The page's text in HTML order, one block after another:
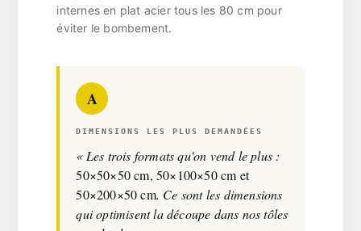
internes en plat acier tous les 80 cm pour
éviter le bombement.
A
DIMENSIONS LES PLUS DEMANDÉES
« Les trois formats qu'on vend le plus :
50×50×50 cm, 50×100×50 cm et
50×200×50 cm. Ce sont les dimensions
qui optimisent la découpe dans nos tôles